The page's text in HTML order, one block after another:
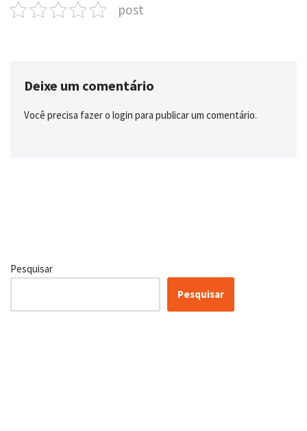
post
Deixe um comentário
Você precisa fazer o login para publicar um comentário.
Pesquisar
Pesquisar